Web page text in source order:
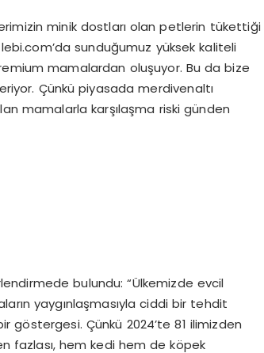
minik dostları olan petlerin tükettiği
sunduğumuz yüksek kaliteli
mamalardan oluşuyor. Bu da bize
Çünkü piyasada merdivenaltı
mamalarla karşılaşma riski günden
bulundu: “Ülkemizde evcil
yaygınlaşmasıyla ciddi bir tehdit
göstergesi. Çünkü 2024’te 81 ilimizden
fazlası, hem kedi hem de köpek